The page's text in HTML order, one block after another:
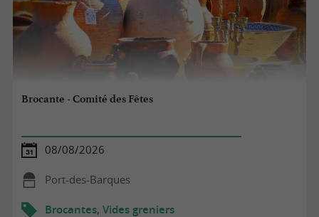
Brocante - Comité des Fêtes
08/08/2026
Port-des-Barques
Brocantes, Vides greniers